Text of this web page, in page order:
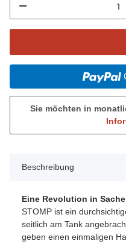
Sie möchten in
Beschreibung
Eine Revolution in
STOMP ist ein
seitlich am Tank
geben einen einmaligen